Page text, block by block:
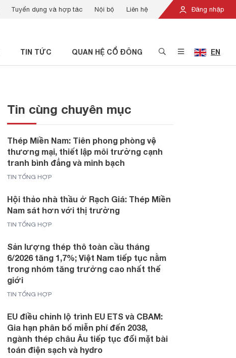
Đăng nhập
Tuyển dụng và hợp tác Nội bộ Liên hệ
TIN TỨC QUAN HỆ CỔ ĐÔNG EN
Tin cùng chuyên mục
Thép Miền Nam: Tiên phong phòng vệ
thương mại, thiết lập môi trường cạnh
tranh bình đẳng và minh bạch
TIN TỔNG HỢP
Hội thảo nhà thầu ở Rạch Giá: Thép Miền
Nam sát hơn với thị trường
TIN TỔNG HỢP
Sản lượng thép thô toàn cầu tháng
6/2026 tăng 1,7%; Việt Nam tiếp tục nằm
trong nhóm tăng trưởng cao nhất thế
giới
TIN TỔNG HỢP
EU điều chỉnh lộ trình EU ETS và CBAM:
Gia hạn phân bổ miễn phí đến 2038,
ngành thép châu Âu tiếp tục đối mặt bài
toán điện sạch và hydro